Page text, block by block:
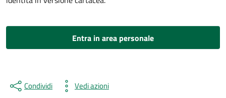
Entra in area personale
Condividi Vedi azioni